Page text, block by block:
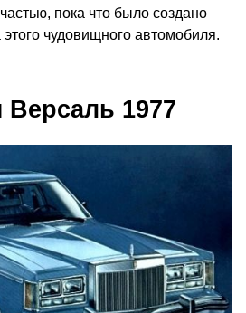
пока что было создано
этого чудовищного автомобиля.
Версаль 1977